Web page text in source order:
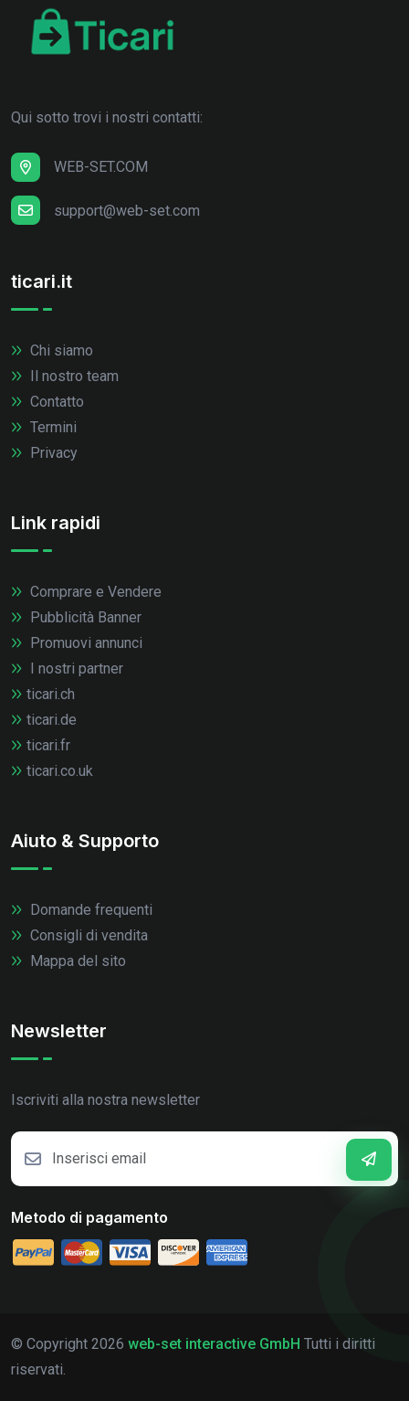
Qui sotto trovi i nostri contatti:
WEB-SET.COM
support@web-set.com
ticari.it
Chi siamo
Il nostro team
Contatto
Termini
Privacy
Link rapidi
Comprare e Vendere
Pubblicità Banner
Promuovi annunci
I nostri partner
ticari.ch
ticari.de
ticari.fr
ticari.co.uk
Aiuto & Supporto
Domande frequenti
Consigli di vendita
Mappa del sito
Newsletter
Iscriviti alla nostra newsletter
Metodo di pagamento
© Copyright 2026 web-set interactive GmbH Tutti i diritti
riservati.